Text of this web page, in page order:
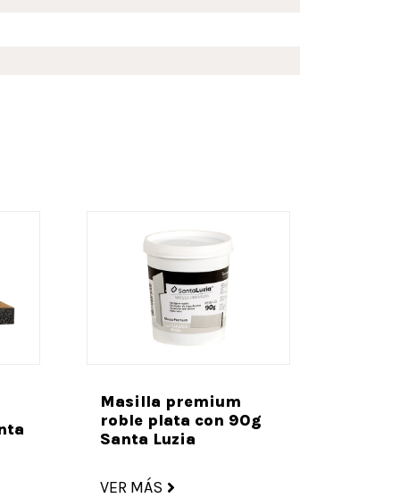
Masilla premium
roble plata con 90g
Santa Luzia
VER MÁS